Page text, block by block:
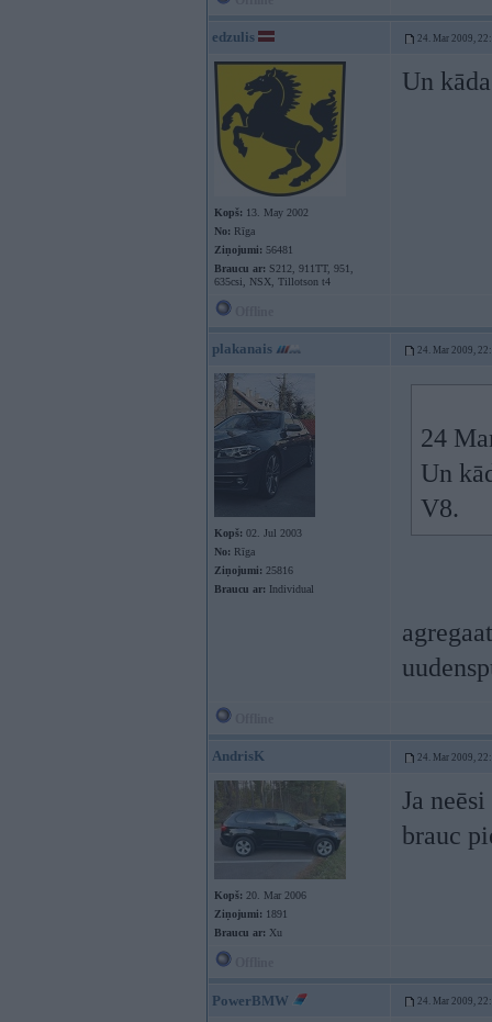
edzulis 24. Mar 2009,
Kopš: 13. May 2002
No: Rīga
Ziņojumi: 56481
Braucu ar: S212, 911TT, 951,
635csi, NSX, Tillotson t4
Un
plakanais 24. Mar 2009,
Kopš: 02. Jul 2003
No: Rīga
Ziņojumi: 25816
Braucu ar: Individual
24
Un
V8.
AndrisK 24. Mar 2009,
Kopš: 20. Mar 2006
Ziņojumi: 1891
Braucu ar: Xu
Ja
brauc
PowerBMW 24. Mar 2009,